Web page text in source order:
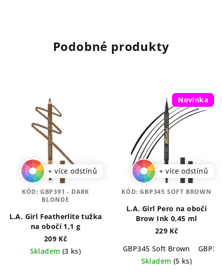
Podobné produkty
+ více odstínů
L.A. Girl Featherlite tužka
na obočí 1,1 g
209 Kč
Skladem (3 ks)
KÓD: GBP391 - DARK
BLONDE
Novinka
+ více odstínů
L.A. Girl Pero na obočí
Brow Ink 0,45 ml
229 Kč
GBP345 Soft Brown
Skladem (5 ks)
KÓD:GBP345 SOFT BROWN